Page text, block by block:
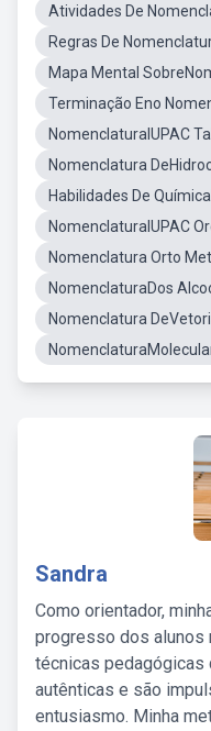
Atividades De
Regras De
Mapa Mental
Terminação Eno
NomenclaturaIUPAC
Nomenclatura
Habilidades De
NomenclaturaIUPAC
Nomenclatura Orto
NomenclaturaDos
Nomenclatura
Sandra
Como orientador,
progresso dos alunos
técnicas pedagógicas
autênticas e são
entusiasmo. Minha